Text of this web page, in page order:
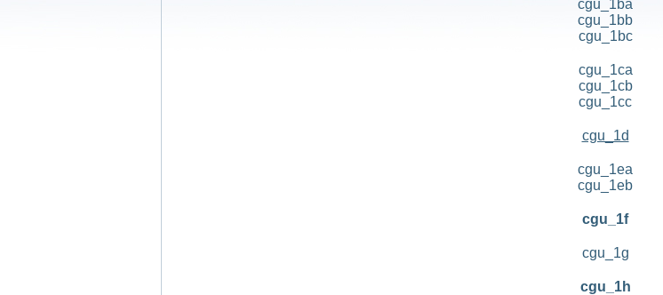
cgu_1ba
cgu_1bb
cgu_1bc
cgu_1ca
cgu_1cb
cgu_1cc
cgu_1d
cgu_1ea
cgu_1eb
cgu_1f
cgu_1g
cgu_1h